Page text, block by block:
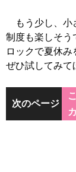
もう少し、小
制度も楽しそう
ロックで夏休み
ぜひ試してみて
次のページ